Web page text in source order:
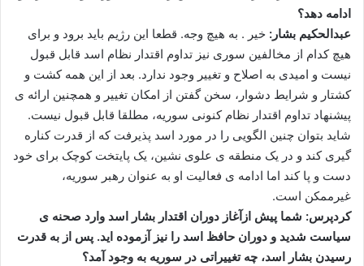
ادامه دهد؟
عبدالحکیم بشار: خیر . به هیچ وجه. قطعا این رژیم باید برود و برای
هیچ کدام از مخالفین سوری نیز تداوم اقتدار نظام اسد قابل قبول
نیست و امیدی به اصلاح و تغییر وجود ندارد. بعد از این همه کشت و
کشتار و شرایط دشوار، سخن گفتن از امکان تغییر و همچنین ارائه ی
پیشنهاد تداوم اقتدار نظام کنونی سوریه، مطلقا قابل قبول نیست.
شاید بتوان چنین الگویی را در مورد اسد پذیرفت که از قدرت کناره
گیری کند و در یک منطقه ی علوی نشین، یک پایتخت کوچک برای خود
دست و پا کند اما ادامه ی فعالیت او به عنوان رهبر سوریه،
غیرممکن است.
کردپرس: شما پیش ازآغاز دوران اقتدار بشار اسد وارد صحنه ی
سیاست شدید و دوران حافظ اسد را نیز آزموده اید. پس از به قدرت
رسیدن بشار اسد، چه تغییراتی در سوریه به وجود آمد؟